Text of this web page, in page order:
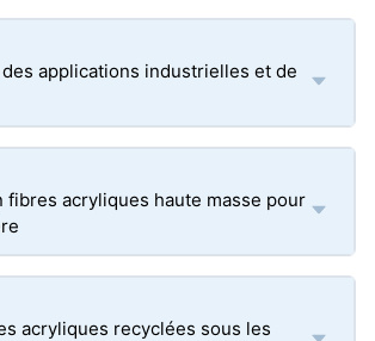
applications industrielles et de
fibres acryliques haute masse pour
acryliques recyclées sous les